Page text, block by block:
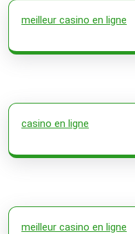
meilleur casino en ligne
casino en ligne
meilleur casino en ligne